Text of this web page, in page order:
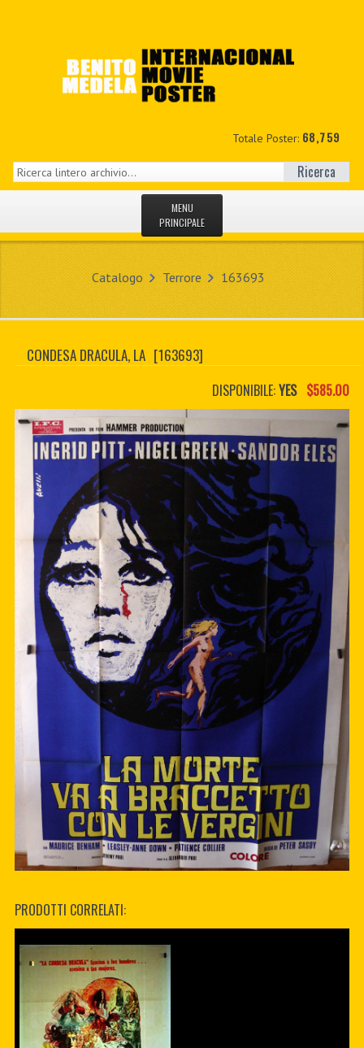
Totale Poster: 68,759
Ricerca
MENU
PRINCIPALE
IL MIO CONTO
CONTATTO
CUSTOM PDF
Catalogo Terrore 163693
CONDESA DRACULA, LA [163693]
DISPONIBILE:YES $585.00
PRODOTTI CORRELATI: